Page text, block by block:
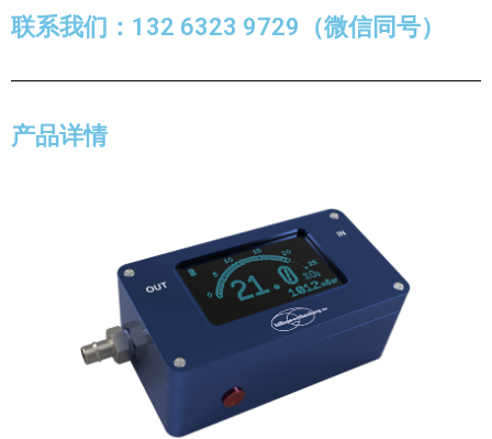
联系我们：132 6323 9729（微信同号）
产品详情